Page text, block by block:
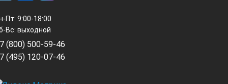
Пт: 9:00-18:00
Вс: выходной
(800) 500-59-46
(495) 120-07-46